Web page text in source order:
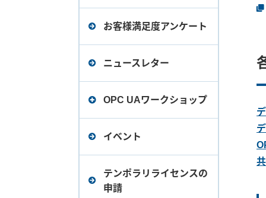
お客様満足度アンケート
ニュースレター
OPC UAワークショップ
【第1回】OPCとは？たけ
イベント
テンポラリライセンスの
申請